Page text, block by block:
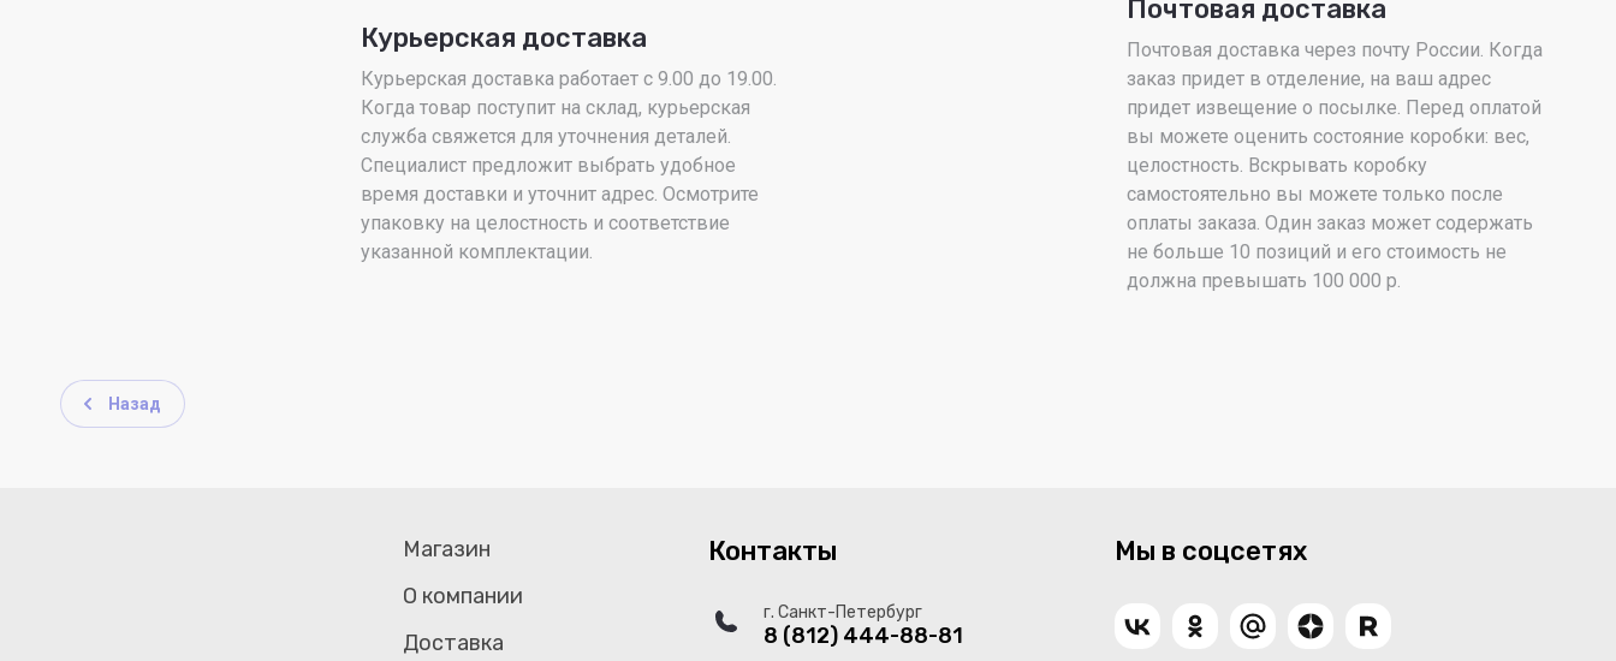
Курьерская доставка
Курьерская доставка работает с 9.00 до 19.00.
Когда товар поступит на склад, курьерская
служба свяжется для уточнения деталей.
Специалист предложит выбрать удобное
время доставки и уточнит адрес. Осмотрите
упаковку на целостность и соответствие
указанной комплектации.
Почтовая доставка
Почтовая доставка через почту России. Когда
заказ придет в отделение, на ваш адрес
придет извещение о посылке. Перед оплатой
вы можете оценить состояние коробки: вес,
целостность. Вскрывать коробку
самостоятельно вы можете только после
оплаты заказа. Один заказ может содержать
не больше 10 позиций и его стоимость не
должна превышать 100 000 р.
Назад
Магазин
О компании
Доставка
Контакты
г. Санкт-Петербург
8 (812) 444-88-81
Мы в соцсетях